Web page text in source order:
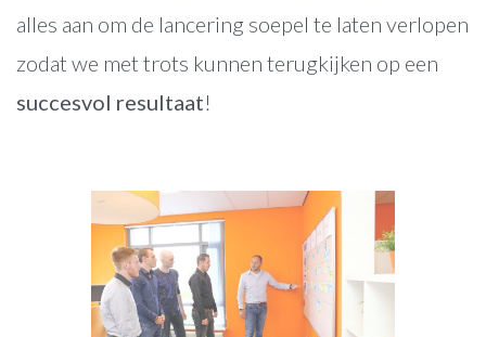
alles aan om de lancering soepel te laten verlopen
zodat we met trots kunnen terugkijken op een
succesvol resultaat!